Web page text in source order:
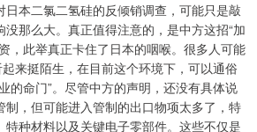
日本二氯二氢硅的反倾销调查，可能只是敲
那么大。真正值得注意的，是中方这招“加
，此举真正卡住了日本的咽喉。很多人可能
来挺陌生，在目前这个环境下，可以通俗
的命门”。尽管中方的声明，还没有具体说
制，但可能进入管制的出口物项太多了，特
种材料以及关键电子零部件。这些不仅是